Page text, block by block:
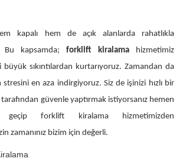
kapalı hem de açık alanlarda rahatlıkla
Bu kapsamda; forklift kiralama
hizmetimiz
sıkıntılardan kurtarıyoruz. Zamandan da
stresini en aza indirgiyoruz. Siz de işinizi hızlı bir
güvenle yaptırmak istiyorsanız hemen
geçip forklift kiralama hizmetimizden
zamanınız bizim için değerli.